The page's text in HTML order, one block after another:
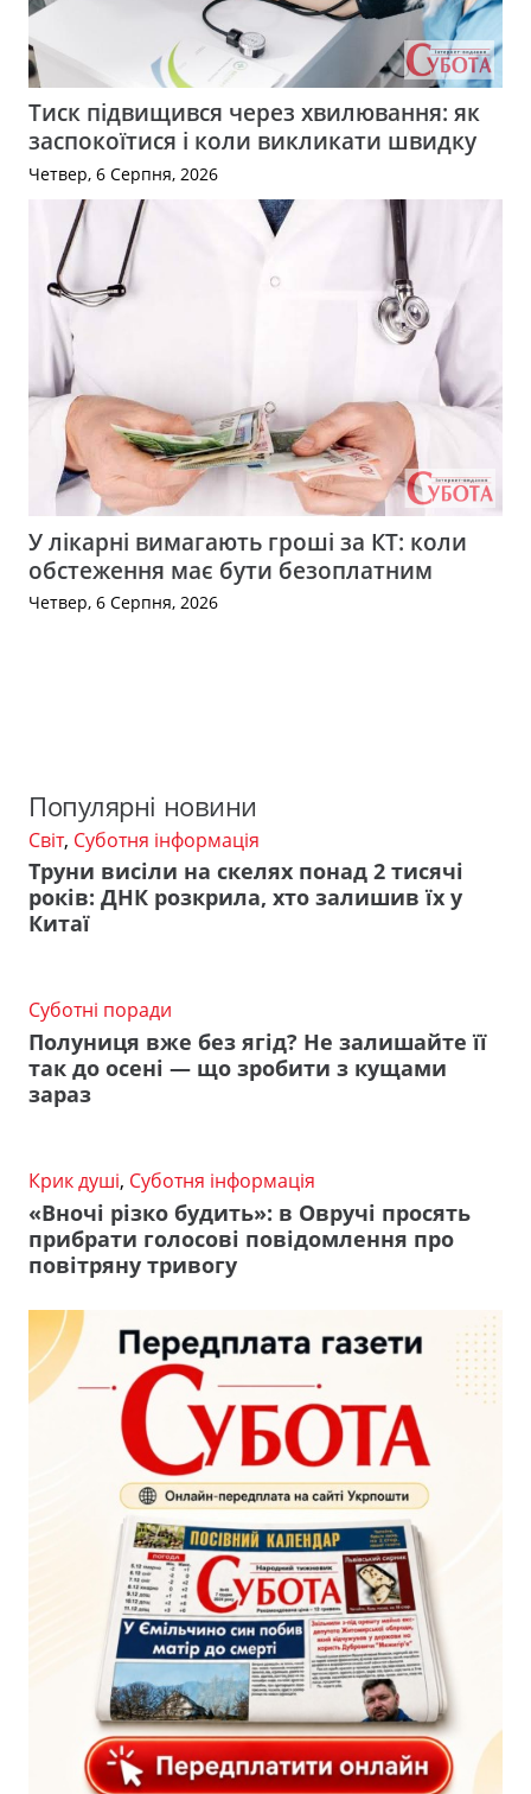
Тиск підвищився через хвилювання: як
заспокоїтися і коли викликати швидку
Четвер, 6 Серпня, 2026
У лікарні вимагають гроші за КТ: коли
обстеження має бути безоплатним
Четвер, 6 Серпня, 2026
Популярні новини
Світ, Суботня інформація
Труни висіли на скелях понад 2 тисячі
років: ДНК розкрила, хто залишив їх у
Китаї
Суботні поради
Полуниця вже без ягід? Не залишайте її
так до осені — що зробити з кущами
зараз
Крик душі, Суботня інформація
«Вночі різко будить»: в Овручі просять
прибрати голосові повідомлення про
повітряну тривогу